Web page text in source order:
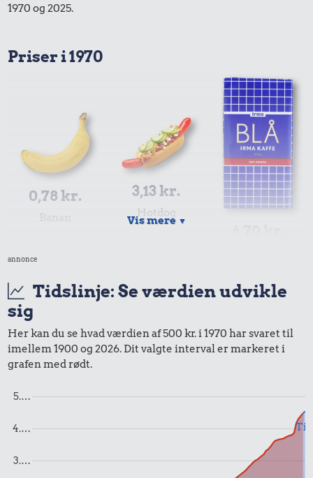
1970 og 2025.
Priser i 1970
0,78 kr.
Banan
3,13 kr.
Hotdog
Franskbrød
Vis mere ▼
annonce
Tidslinje: Se værdien udvikle
sig
Her kan du se hvad værdien af 500 kr. i 1970 har svaret til
imellem 1900 og 2026. Dit valgte interval er markeret i
grafen med rødt.
3.…
4.…
5.…
Til